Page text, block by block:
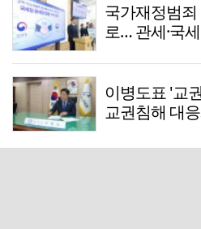
국가재정범
로… 관세·국
이병도표 '교
교권침해 대